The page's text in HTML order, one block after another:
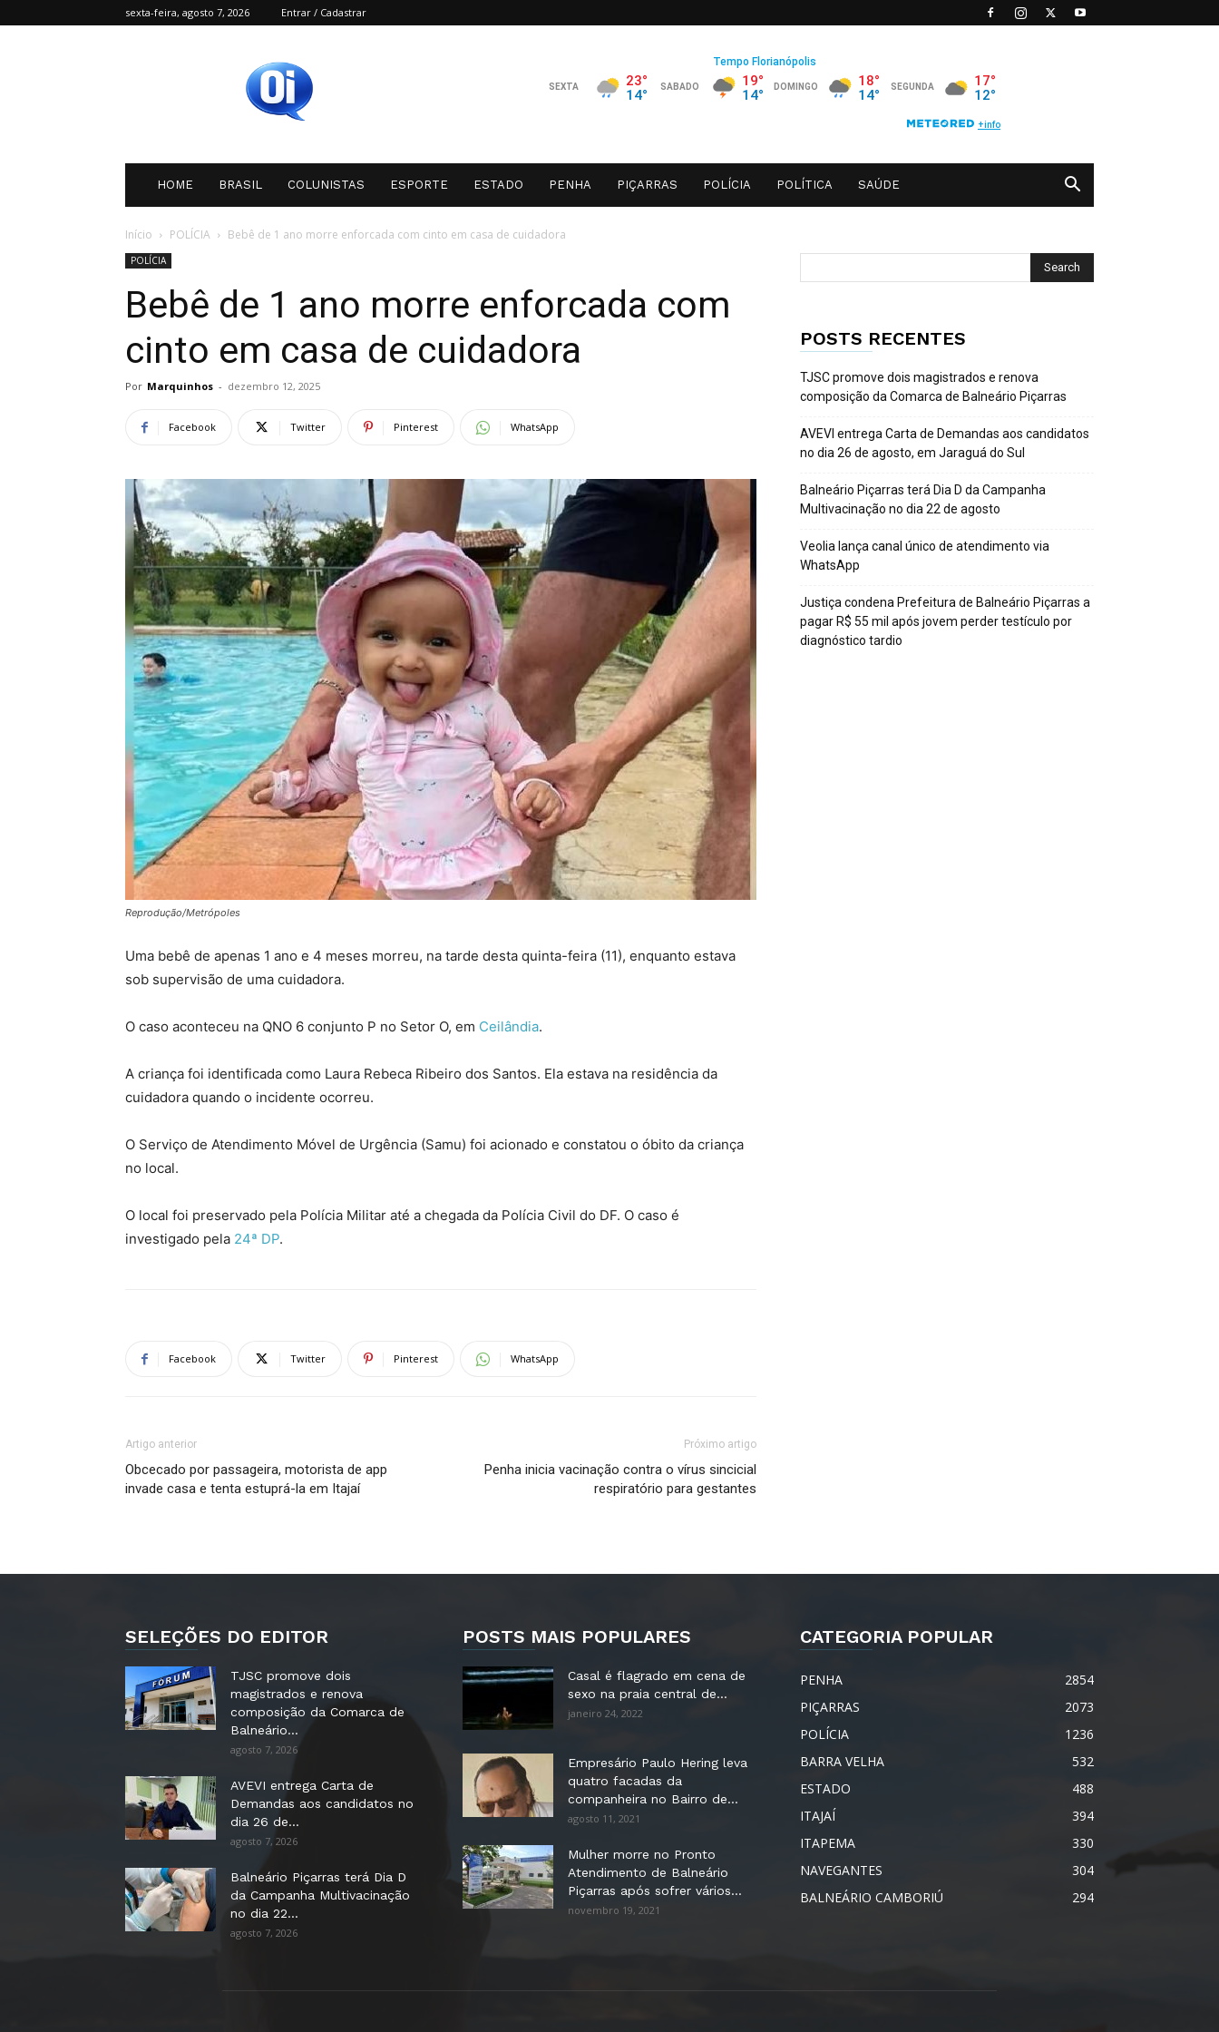
sexta-feira, agosto 7, 2026 Entrar / Cadastrar
HOME BRASIL COLUNISTAS ESPORTE ESTADO PENHA PIÇARRAS POLÍCIA POLÍTICA SAÚDE
Início POLÍCIA Bebê de 1 ano morre enforcada com cinto em casa de cuidadora
POLÍCIA
Bebê de 1 ano morre enforcada com
cinto em casa de cuidadora
Por Marquinhos - dezembro 12, 2025
Facebook Twitter Pinterest WhatsApp
Reprodução/Metrópoles
Uma bebê de apenas 1 ano e 4 meses morreu, na tarde desta quinta-feira (11), enquanto estava
sob supervisão de uma cuidadora.
O caso aconteceu na QNO 6 conjunto P no Setor O, em Ceilândia.
A criança foi identificada como Laura Rebeca Ribeiro dos Santos. Ela estava na residência da
cuidadora quando o incidente ocorreu.
O Serviço de Atendimento Móvel de Urgência (Samu) foi acionado e constatou o óbito da criança
no local.
O local foi preservado pela Polícia Militar até a chegada da Polícia Civil do DF. O caso é
investigado pela 24ª DP.
Facebook Twitter Pinterest WhatsApp
Artigo anterior
Obcecado por passageira, motorista de app
invade casa e tenta estuprá-la em Itajaí
Próximo artigo
Penha inicia vacinação contra o vírus sincicial
respiratório para gestantes
POSTS RECENTES
TJSC promove dois magistrados e renova
composição da Comarca de Balneário Piçarras
AVEVI entrega Carta de Demandas aos candidatos
no dia 26 de agosto, em Jaraguá do Sul
Balneário Piçarras terá Dia D da Campanha
Multivacinação no dia 22 de agosto
Veolia lança canal único de atendimento via
WhatsApp
Justiça condena Prefeitura de Balneário Piçarras a
pagar R$ 55 mil após jovem perder testículo por
diagnóstico tardio
SELEÇÕES DO EDITOR
TJSC promove dois
magistrados e renova
composição da Comarca de
Balneário...
agosto 7, 2026
AVEVI entrega Carta de
Demandas aos candidatos no
dia 26 de...
agosto 7, 2026
Balneário Piçarras terá Dia D
da Campanha Multivacinação
no dia 22...
agosto 7, 2026
POSTS MAIS POPULARES
Casal é flagrado em cena de
sexo na praia central de...
janeiro 24, 2022
Empresário Paulo Hering leva
quatro facadas da
companheira no Bairro de...
agosto 11, 2021
Mulher morre no Pronto
Atendimento de Balneário
Piçarras após sofrer vários...
novembro 19, 2021
CATEGORIA POPULAR
PENHA
2854
PIÇARRAS
2073
POLÍCIA
1236
BARRA VELHA
532
ESTADO
488
ITAJAÍ
394
ITAPEMA
330
NAVEGANTES
304
BALNEÁRIO CAMBORIÚ
294